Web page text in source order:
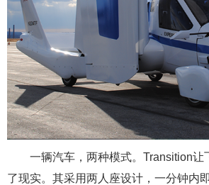
一辆汽车，两种模式。Transition让
了现实。其采用两人座设计，一分钟内